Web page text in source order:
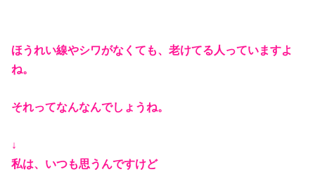
ほうれい線やシワがなくても、老けてる人っていますよ
ね。
それってなんなんでしょうね。
↓
私は、いつも思うんですけど